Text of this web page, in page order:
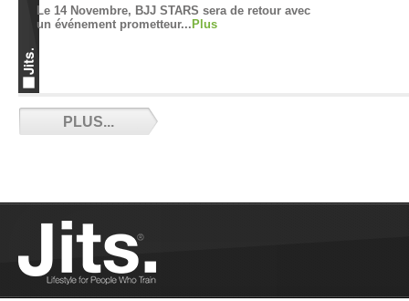
Le 14 Novembre, BJJ STARS sera de retour avec
un événement prometteur... Plus
Respirez Jiu-Jitsu avec Thiago Goiabeira -
09/18/2020
Il y aura un Open de Paris CFJJB - 09/10/2020
Les compétitions CFJJB reprennent le 18 Octobre
PLUS...